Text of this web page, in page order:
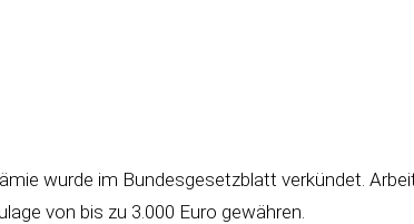
wurde im Bundesgesetzblatt verkündet.
von bis zu 3.000 Euro gewähren.